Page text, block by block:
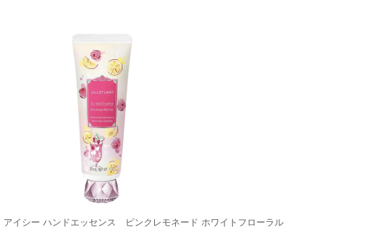
イシー ハンドエッセンス ピンクレモネード ホワイトフローラル